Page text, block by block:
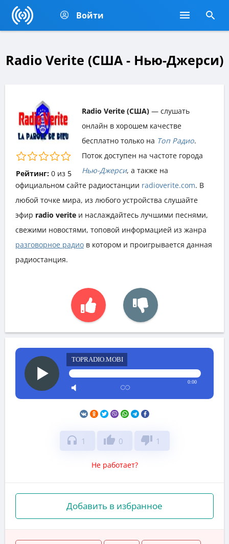
Войти
Radio Verite (США - Нью-Джерси)
Рейтинг: 0из 5
Radio Verite (США) — слушать
онлайн в хорошем качестве
бесплатно только на Топ Радио.
Поток доступен на частоте города
Нью-Джерси, а также на
официальном сайте радиостанции radioverite.com. В
любой точке мира, из любого устройства слушайте
эфир radio verite и наслаждайтесь лучшими песнями,
свежими новостями, топовой информацией из жанра
разговорное радио в котором и проигрывается данная
радиостанция.
TOPRADIO.MOBI
0:00
headphones 1 thumb_up 0 thumb_down 1
Не работает?
Добавить в избранное